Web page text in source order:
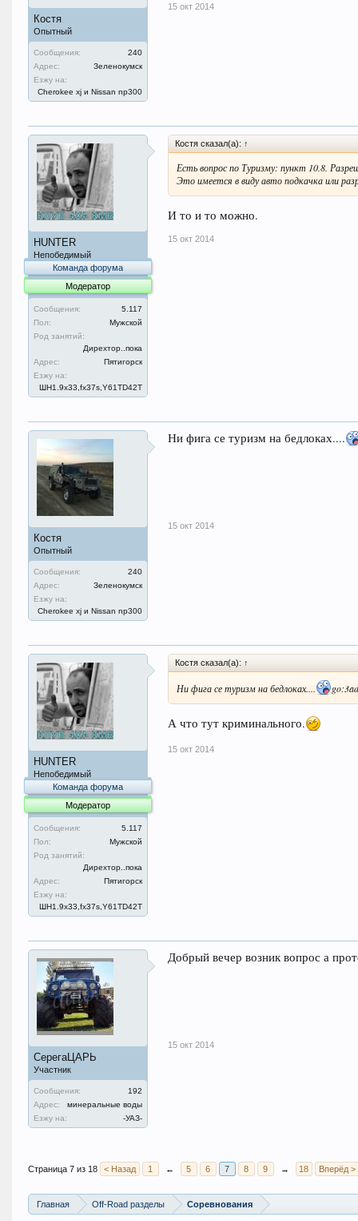
Костя
Опытный
Сообщения:
240
Адрес:
Зеленокумск
Езжу на:
Cherokee xj и Nissan np300
15 окт 2014
HUNTER
Непобедимый
Команда форума
Модератор
Сообщения:
5.117
Пол:
Мужской
Род занятий:
Дирехтор..пока
Адрес:
Пятигорск
Езжу на:
ШН1.9x33,fx37s,Y61TD42T
Костя сказал(а): ↑
Есть вопрос по Туризму: пункт 10.8.
Это имеется в виду авто подкачка или
И то и то можно.
15 окт 2014
Костя
Опытный
Сообщения:
240
Адрес:
Зеленокумск
Езжу на:
Cherokee xj и Nissan np300
Ни фига се туризм на бедлоках....
15 окт 2014
HUNTER
Непобедимый
Команда форума
Модератор
Сообщения:
5.117
Пол:
Мужской
Род занятий:
Дирехтор..пока
Адрес:
Пятигорск
Езжу на:
ШН1.9x33,fx37s,Y61TD42T
Костя сказал(а): ↑
Ни фига се туризм на бедлоках....
А что тут криминального.
15 окт 2014
СерегаЦАРЬ
Участник
Сообщения:
192
Адрес:
минеральные воды
Езжу на:
-УАЗ-
Добрый вечер возник вопрос а
15 окт 2014
Страница 7 из 18 < Назад 1 ← 5 6 7 8 9 → 18 Вперёд >
Главная Off-Road разделы Соревнования